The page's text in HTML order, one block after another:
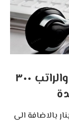
وظائف في كبرى الشركات والراتب ٣٠٠
كبرى الشركات والراتب ٣٠٠ دينار بالاضافة الى